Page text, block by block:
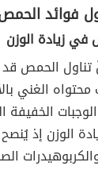
فوائد
زيادة الوزن
تناول الحمص قد
الغني
الخفيفة
الوزن إذ
والكربوهيدرات